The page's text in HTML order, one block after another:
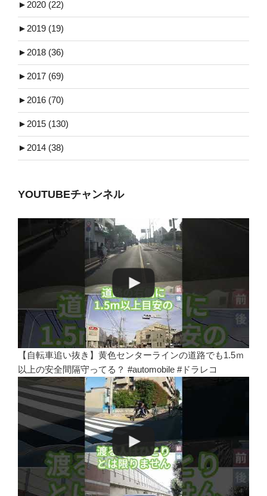
► 2020 (22)
► 2019 (19)
► 2018 (36)
► 2017 (69)
► 2016 (70)
► 2015 (130)
► 2014 (38)
YOUTUBEチャンネル
【自転車追い抜き】黄色センターラインの道路でも1.5ｍ
以上の安全間隔守ってる？ #automobile #ドラレコ